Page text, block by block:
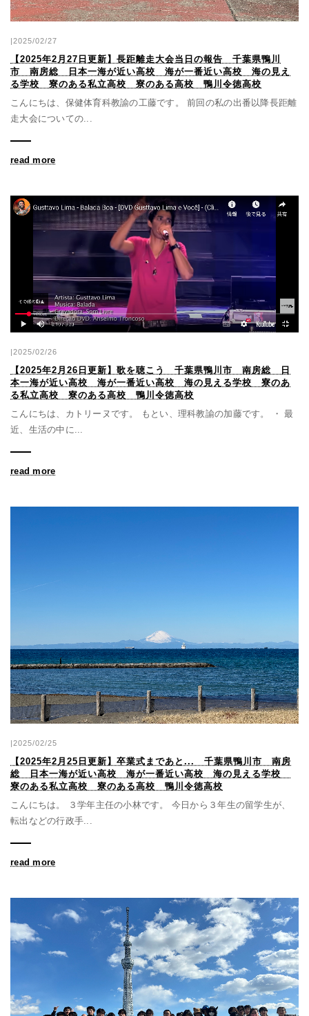
|2025/02/27
【2025年2月27日更新】長距離走大会当日の報告 千葉県鴨川
市 南房総 日本一海が近い高校 海が一番近い高校 海の見え
る学校 寮のある私立高校 寮のある高校 鴨川令徳高校
こんにちは、保健体育科教諭の工藤です。 前回の私の出番以降長距離
走大会についての...
read more
|2025/02/26
【2025年2月26日更新】歌を聴こう 千葉県鴨川市 南房総 日
本一海が近い高校 海が一番近い高校 海の見える学校 寮のあ
る私立高校 寮のある高校 鴨川令徳高校
こんにちは、カトリーヌです。 もとい、理科教諭の加藤です。 ・ 最
近、生活の中に...
read more
|2025/02/25
【2025年2月25日更新】卒業式まであと... 千葉県鴨川市 南房
総 日本一海が近い高校 海が一番近い高校 海の見える学校
寮のある私立高校 寮のある高校 鴨川令徳高校
こんにちは。 ３学年主任の小林です。 今日から３年生の留学生が、
転出などの行政手...
read more